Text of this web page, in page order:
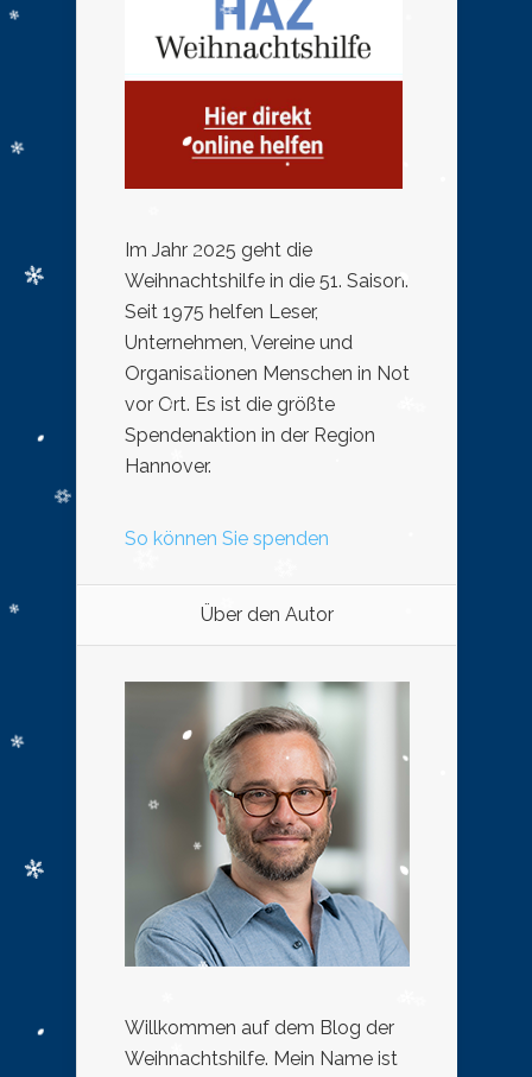
Im Jahr 2025 geht die
Weihnachtshilfe in die 51. Saison.
Seit 1975 helfen Leser,
Unternehmen, Vereine und
Organisationen Menschen in Not
vor Ort. Es ist die größte
Spendenaktion in der Region
Hannover.
So können Sie spenden
Über den Autor
Willkommen auf dem Blog der
Weihnachtshilfe. Mein Name ist